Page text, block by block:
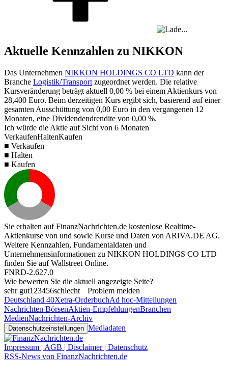
Aktuelle Kennzahlen zu NIKKON
Das Unternehmen NIKKON HOLDINGS CO LTD kann der
Branche Logistik/Transport zugeordnet werden. Die relative
Kursveränderung beträgt aktuell 0,00 % bei einem Aktienkurs von
28,400 Euro. Beim derzeitigen Kurs ergibt sich, basierend auf einer
gesamten Ausschüttung von 0,00 Euro in den vergangenen 12
Monaten, eine Dividendendrendite von 0,00 %.
Ich würde die Aktie auf Sicht von 6 Monaten
VerkaufenHaltenKaufen
■ Verkaufen
■ Halten
■ Kaufen
Sie erhalten auf FinanzNachrichten.de kostenlose Realtime-
Aktienkurse von und sowie Kurse und Daten von ARIVA.DE AG.
Weitere Kennzahlen, Fundamentaldaten und
Unternehmensinformationen zu NIKKON HOLDINGS CO LTD
finden Sie aufWallstreet Online.
FNRD-2.627.0
Wie bewerten Sie die aktuell angezeigte Seite?
sehr gut1 23456schlecht
Problem melden
Deutschland 40Xetra-OrderbuchAd hoc-Mitteilungen
Nachrichten BörsenAktien-EmpfehlungenBranchen
MedienNachrichten-Archiv
Datenschutzeinstellungen Mediadaten
Impressum | AGB | Disclaimer | Datenschutz
RSS-News von FinanzNachrichten.de